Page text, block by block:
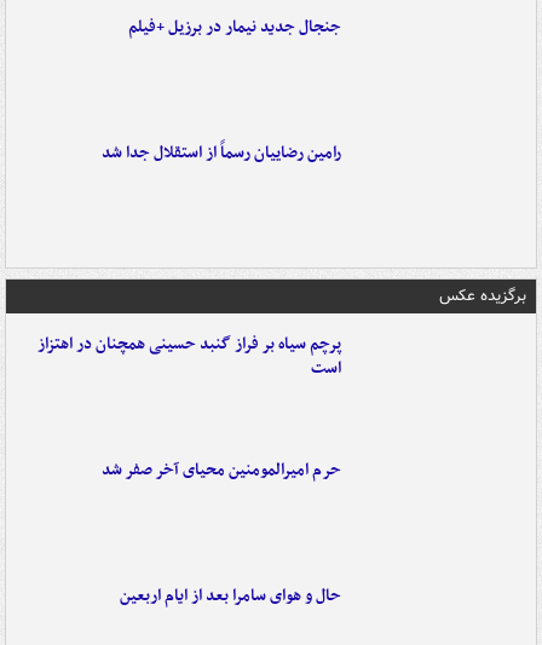
جنجال جدید نیمار در برزیل +فیلم
رامین رضاییان رسماً از استقلال جدا شد
برگزیده عکس
پرچم سیاه بر فراز گنبد حسینی همچنان در اهتزاز
است
حرم امیرالمومنین محیای آخر صفر شد
حال و هوای سامرا بعد از ایام اربعین